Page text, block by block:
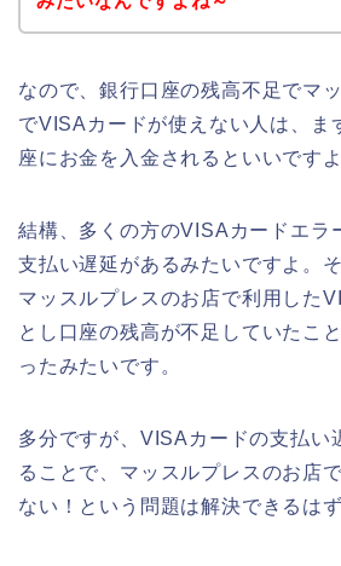
なので、銀行口座の残高不足でマ
でVISAカードが使えない人は、ま
座にお金を入金されるといいですよ
結構、多くの方のVISAカードエラ
支払い遅延があるみたいですよ。
マッスルプレスのお店で利用した
とし口座の残高が不足していたこ
ったみたいです。
多分ですが、VISAカードの支払い
ることで、マッスルプレスのお店
ない！という問題は解決できるはず